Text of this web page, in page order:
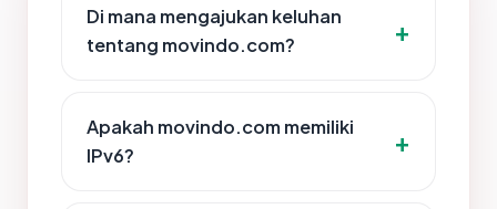
Di mana mengajukan keluhan
tentang movindo.com?
Apakah movindo.com memiliki
IPv6?